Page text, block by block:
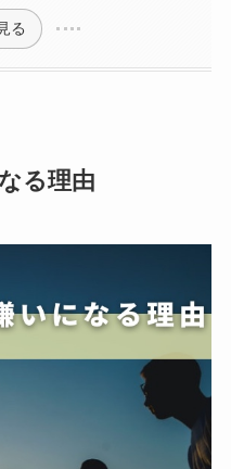
る
る理由